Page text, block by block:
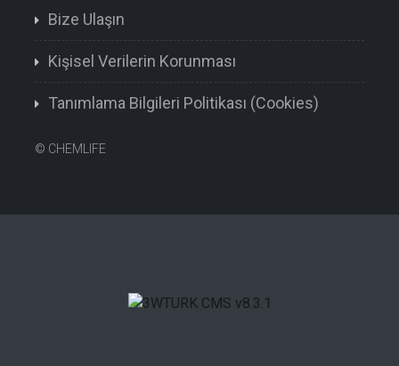
Bize Ulaşın
Kişisel Verilerin Korunması
Tanımlama Bilgileri Politikası (Cookies)
© CHEMLIFE